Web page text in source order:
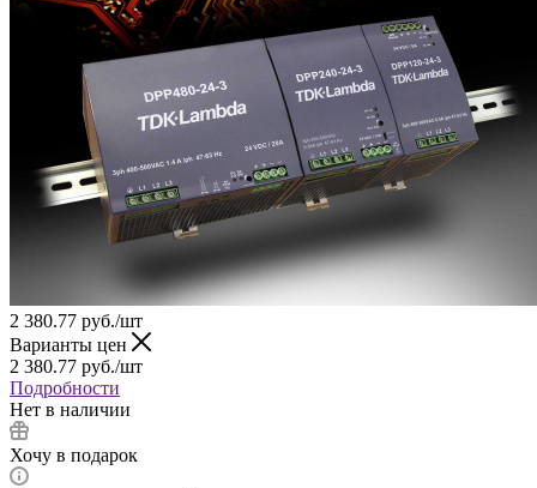
2 380.77 руб./шт
Варианты цен
2 380.77 руб./шт
Подробности
Нет в наличии
Хочу в подарок